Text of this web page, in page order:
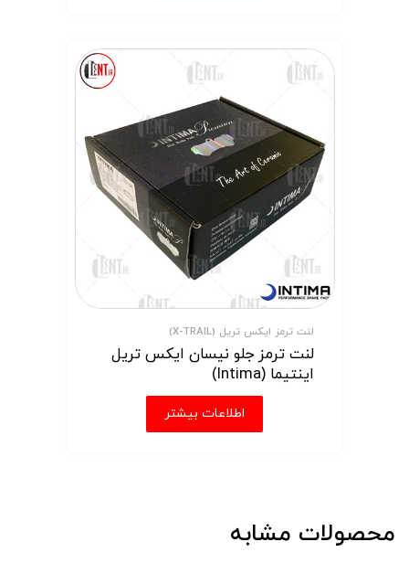
لنت ترمز ایکس تریل (X-TRAIL)
لنت ترمز جلو نیسان ایکس تریل
اینتیما (Intima)
اطلاعات بیشتر
محصولات مشابه